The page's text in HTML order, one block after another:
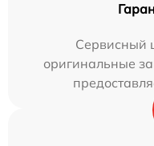
Сервисный
оригинальные